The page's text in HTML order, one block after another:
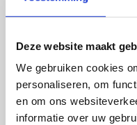
Deze website maakt
We gebruiken cookies
personaliseren, om
en om ons
informatie over uw
Neem